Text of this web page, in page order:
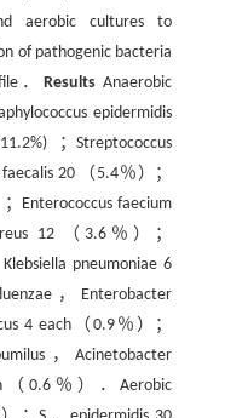
aerobic cultures to
of pathogenic bacteria
． ResultsAnaerobic
epidermidis
；Streptococcus
20 （5.4％）；
Enterococcus faecium
12 （3.6％）；
pneumoniae 6
，Enterobacter
4 each（0.9％）；
，Acinetobacter
（0.6％）．Aerobic